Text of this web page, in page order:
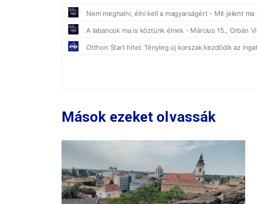
Mások ezeket olvassák